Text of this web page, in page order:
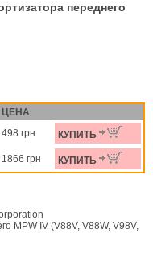
переднего
ЦЕНА
498 грн КУПИТЬ
1866 грн КУПИТЬ
MPW IV (V88V, V88W, V98V,